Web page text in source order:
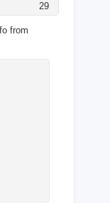
29
from